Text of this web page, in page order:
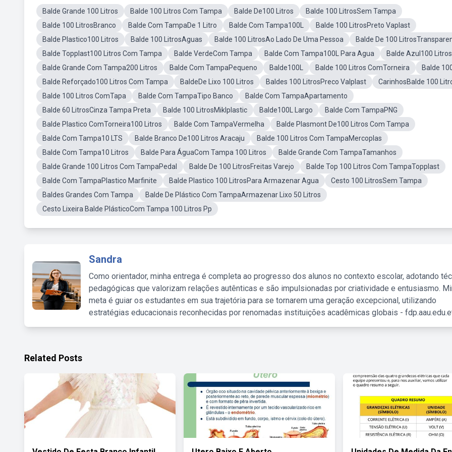
Balde Grande 100 Litros Balde 100 Litros Com Tampa Balde De100 Litros
Balde 100 LitrosSem Tampa
Balde 100 LitrosBranco
Balde Com TampaDe 1 Litro Balde Com Tampa100L
Balde 100 LitrosPreto Vaplast
Balde Plastico100 Litros
Balde 100 LitrosAguas Balde 100 LitrosAo Lado De Uma Pessoa
Balde De 100
Balde Topplast100 Litros Com Tampa
Balde VerdeCom Tampa Balde Com Tampa100L Para Agua
Balde Azul100 Litros
Balde Grande Com Tampa200 Litros
Balde Com TampaPequeno Balde100L Balde 100 Litros ComTorneira
Balde
Balde Reforçado100 Litros Com Tampa
BaldeDe Lixo 100 Litros Baldes 100 LitrosPreco Valplast
CarinhosBalde 100
Balde 100 Litros ComTapa
Balde Com TampaTipo Banco
Balde Com TampaApartamento
Balde 60 LitrosCinza Tampa Preta
Balde 100 LitrosMiklplastic Balde100L Largo
Balde Com TampaPNG
Balde Plastico ComTorneira100 Litros
Balde Com TampaVermelha
Balde Plasmont De100 Litros Com Tampa
Balde Com Tampa10 LTS
Balde Branco De100 Litros Aracaju
Balde 100 Litros Com TampaMercoplas
Balde Com Tampa10 Litros
Balde Para ÁguaCom Tampa 100 Litros
Balde Grande Com TampaTamanhos
Balde Grande 100 Litros Com TampaPedal
Balde De 100 LitrosFreitas Varejo
Balde Top 100 Litros Com TampaTopplast
Balde Com TampaPlastico Marfinite
Balde Plastico 100 LitrosPara Armazenar Agua
Cesto 100 LitrosSem Tampa
Baldes Grandes Com Tampa
Balde De Plástico Com TampaArmazenar Lixo 50 Litros
Cesto Lixeira Balde PlásticoCom Tampa 100 Litros Pp
Sandra
Como orientador, minha entrega é completa ao progresso dos alunos no contexto escolar, adotando
pedagógicas que valorizam relações autênticas e são impulsionadas por criatividade e entusiasmo.
meta é guiar os estudantes em sua trajetória para se tornarem uma geração excepcional, utilizando
estratégias educacionais reconhecidas por renomadas instituições acadêmicas globais -
Related Posts